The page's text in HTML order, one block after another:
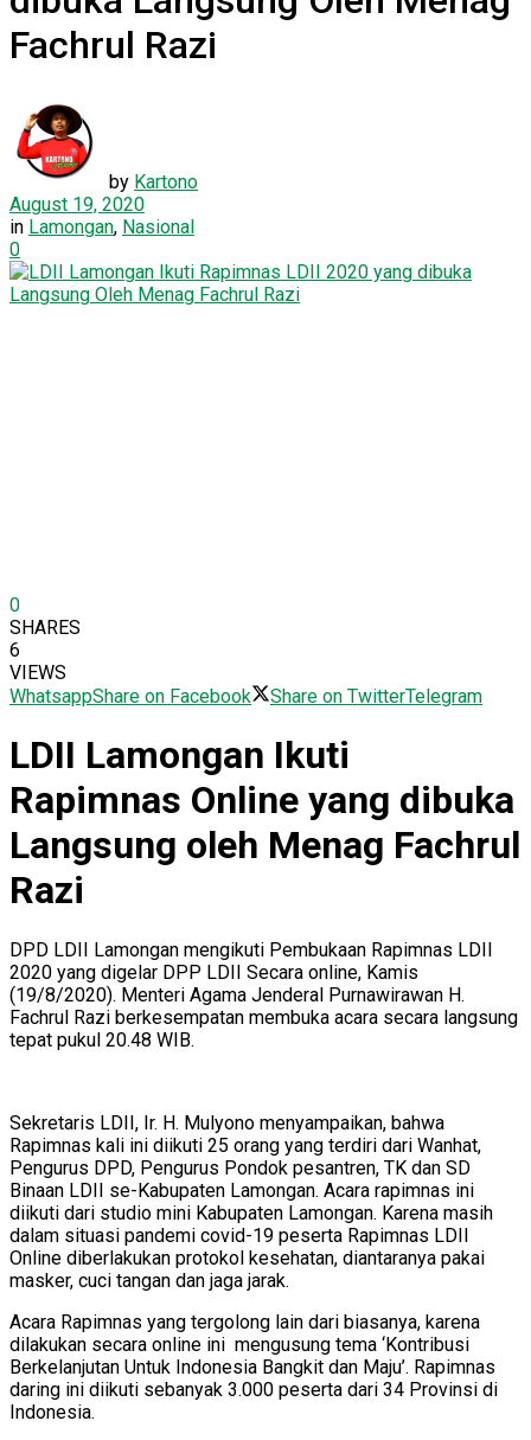
Fachrul Razi
by Kartono
August 19, 2020
in Lamongan, Nasional
0
0
SHARES
6
VIEWS
WhatsappShare on Facebook Share on TwitterTelegram
LDII Lamongan Ikuti
Rapimnas Online yang dibuka
Langsung oleh Menag Fachrul
Razi
DPD LDII Lamongan mengikuti Pembukaan Rapimnas LDII
2020 yang digelar DPP LDII Secara online, Kamis
(19/8/2020). Menteri Agama Jenderal Purnawirawan H.
Fachrul Razi berkesempatan membuka acara secara langsung
tepat pukul 20.48 WIB.
Sekretaris LDII, Ir. H. Mulyono menyampaikan, bahwa
Rapimnas kali ini diikuti 25 orang yang terdiri dari Wanhat,
Pengurus DPD, Pengurus Pondok pesantren, TK dan SD
Binaan LDII se-Kabupaten Lamongan. Acara rapimnas ini
diikuti dari studio mini Kabupaten Lamongan. Karena masih
dalam situasi pandemi covid-19 peserta Rapimnas LDII
Online diberlakukan protokol kesehatan, diantaranya pakai
masker, cuci tangan dan jaga jarak.
Acara Rapimnas yang tergolong lain dari biasanya, karena
dilakukan secara online ini mengusung tema ‘Kontribusi
Berkelanjutan Untuk Indonesia Bangkit dan Maju’. Rapimnas
daring ini diikuti sebanyak 3.000 peserta dari 34 Provinsi di
Indonesia.